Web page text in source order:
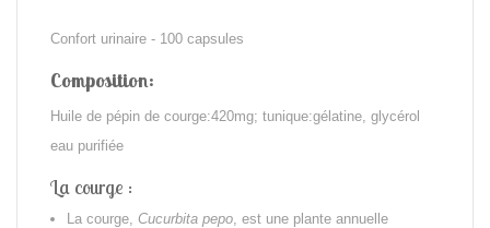
Confort urinaire - 100 capsules
Composition:
Huile de pépin de courge:420mg; tunique:gélatine, glycérol
eau purifiée
La courge :
La courge, Cucurbita pepo, est une plante annuelle